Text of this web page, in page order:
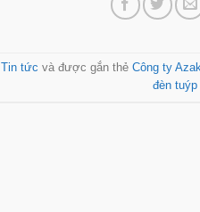
Tin tức và được gắn thẻ Công ty
đèn tuýp